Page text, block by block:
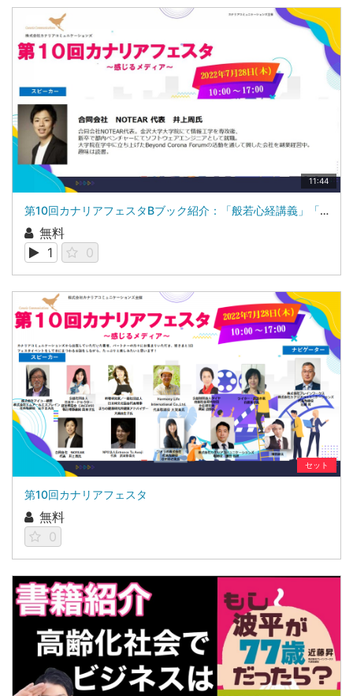
11:44
第10回カナリアフェスタBブック紹介：「般若心経講義」「ソフトウェアファースト」「アートがわかると世の中が見えてくる」合同会社 NOTEAR 代表 井上 周氏
無料
1
0
セット
第10回カナリアフェスタ
無料
0